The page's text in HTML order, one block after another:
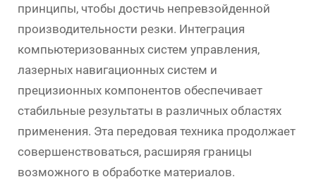
принципы, чтобы достичь непревзойденной
производительности резки. Интеграция
компьютеризованных систем управления,
лазерных навигационных систем и
прецизионных компонентов обеспечивает
стабильные результаты в различных областях
применения. Эта передовая техника продолжает
совершенствоваться, расширяя границы
возможного в обработке материалов.